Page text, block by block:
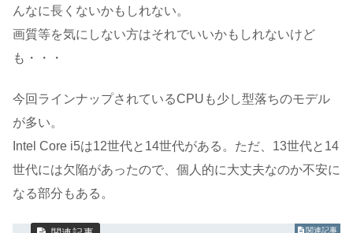
んなに長くないかもしれない。
画質等を気にしない方はそれでいいかもしれないけど
も・・・
今回ラインナップされているCPUも少し型落ちのモデル
が多い。
Intel Core i5は12世代と14世代がある。ただ、13世代と14
世代には欠陥があったので、個人的に大丈夫なのか不安に
なる部分もある。